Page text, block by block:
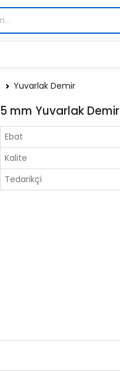
Yuvarlak Demir
5 mm Yuvarlak Demir
Ebat
Kalite
Tedarikçi